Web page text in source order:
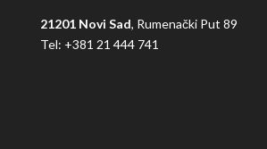
21201 Novi Sad, Rumenački Put 89
Tel: +381 21 444 741